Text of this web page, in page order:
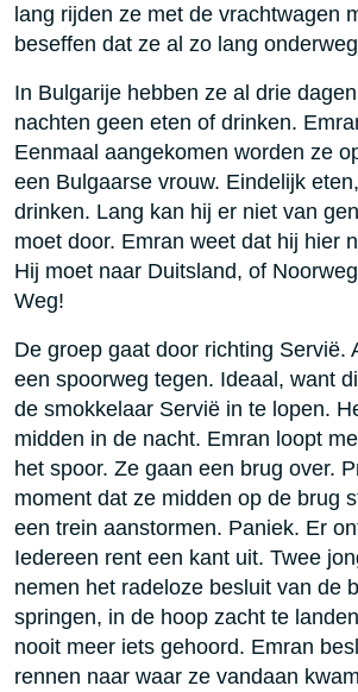
lang rijden ze met de vrachtwagen
beseffen dat ze al zo lang
In Bulgarije hebben ze al drie
nachten geen eten of drinken.
Eenmaal aangekomen worden ze
een Bulgaarse vrouw. Eindelijk
drinken. Lang kan hij er niet van
moet door. Emran weet dat hij hier
Hij moet naar Duitsland, of
Weg!
De groep gaat door richting Servië.
een spoorweg tegen. Ideaal, want
de smokkelaar Servië in te lopen.
midden in de nacht. Emran loopt
het spoor. Ze gaan een brug over.
moment dat ze midden op de brug
een trein aanstormen. Paniek. Er
Iedereen rent een kant uit. Twee
nemen het radeloze besluit van de
springen, in de hoop zacht te
nooit meer iets gehoord. Emran
rennen naar waar ze vandaan